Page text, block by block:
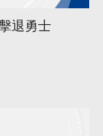
退勇士